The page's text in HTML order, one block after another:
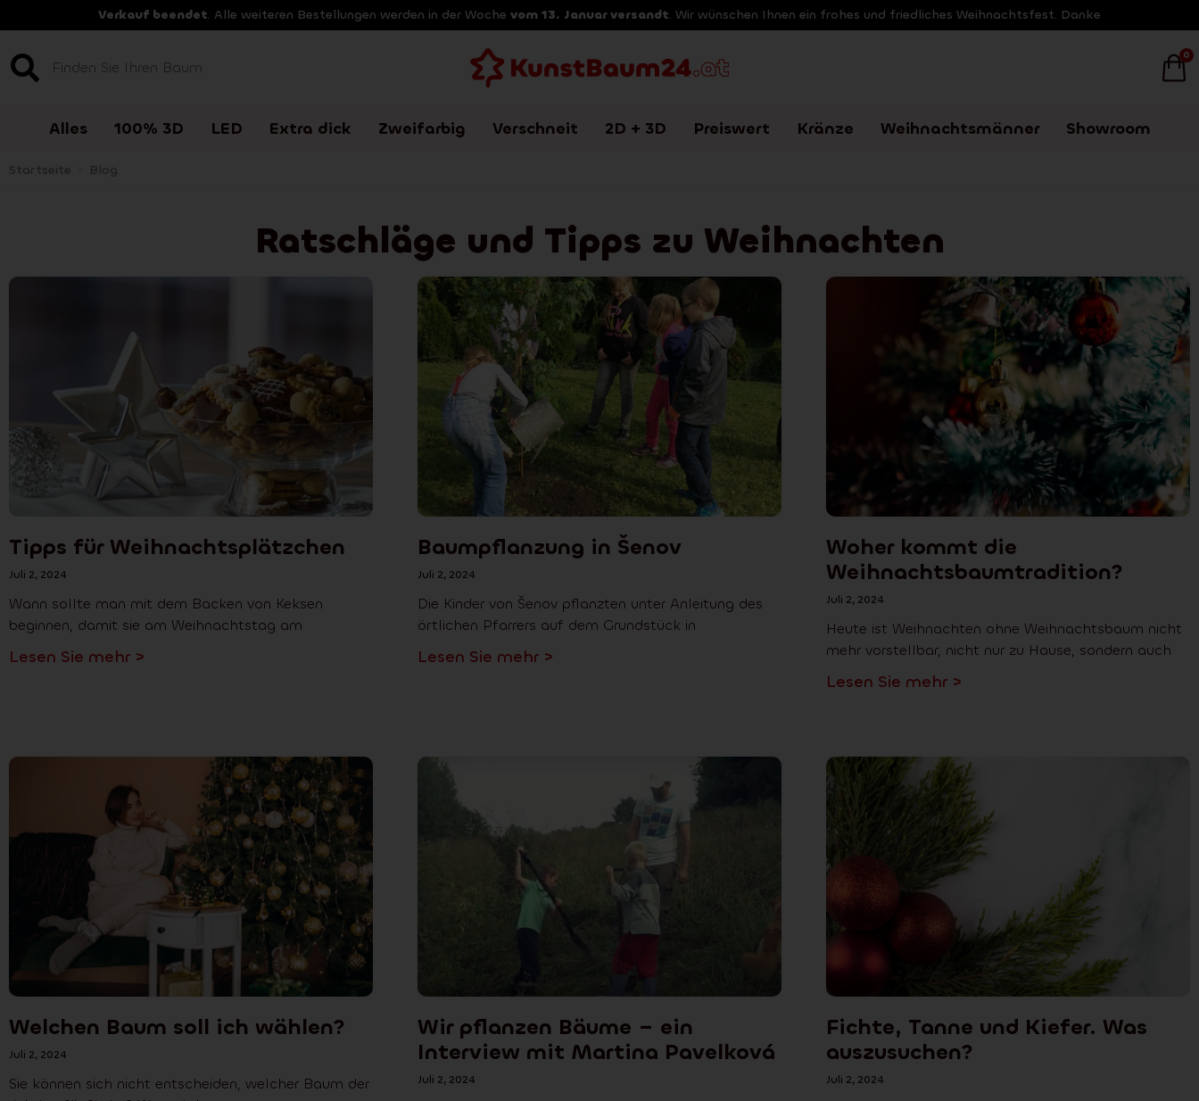
Verkauf beendet. Alle weiteren Bestellungen werden in der Woche vom 13. Januar versandt. Wir wünschen Ihnen ein frohes und friedliches Weihnachtsfest. Danke
0
Alles 100% 3D LED Extra dick Zweifarbig Verschneit 2D + 3D Preiswert Kränze Weihnachtsmänner Showroom
Startseite Blog
Ratschläge und Tipps zu Weihnachten
Tipps für Weihnachtsplätzchen
Juli 2, 2024
Wann sollte man mit dem Backen von Keksen
beginnen, damit sie am Weihnachtstag am
Lesen Sie mehr >
Baumpflanzung in Šenov
Juli 2, 2024
Die Kinder von Šenov pflanzten unter Anleitung des
örtlichen Pfarrers auf dem Grundstück in
Lesen Sie mehr >
Woher kommt die
Weihnachtsbaumtradition?
Juli 2, 2024
Heute ist Weihnachten ohne Weihnachtsbaum nicht
mehr vorstellbar, nicht nur zu Hause, sondern auch
Lesen Sie mehr >
Welchen Baum soll ich wählen?
Juli 2, 2024
Sie können sich nicht entscheiden, welcher Baum der
Wir pflanzen Bäume – ein
Interview mit Martina Pavelková
Juli 2, 2024
Fichte, Tanne und Kiefer. Was
auszusuchen?
Juli 2, 2024